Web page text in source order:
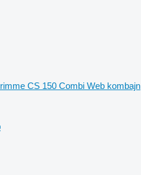
CS 150 Combi Web kombajn